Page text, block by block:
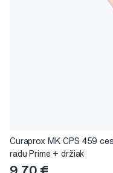
Curaprox MK CPS 459
radu Prime + držiak